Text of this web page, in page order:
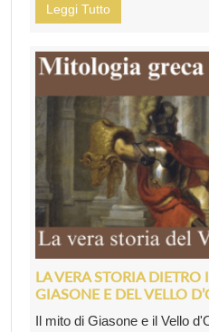
Leggi Tutto
LA VERA STORIA
GIASONE E DEL VELLO
Il mito di Giasone e il Vello